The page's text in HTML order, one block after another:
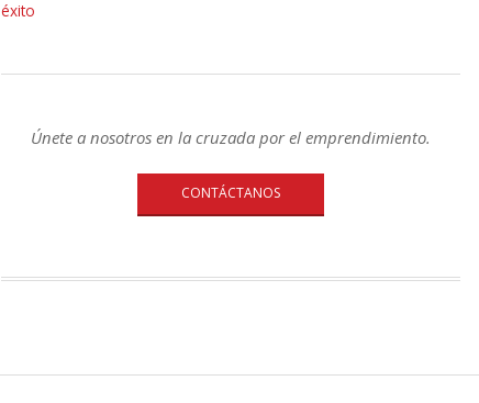
éxito
Únete a nosotros en la cruzada por el emprendimiento.
CONTÁCTANOS